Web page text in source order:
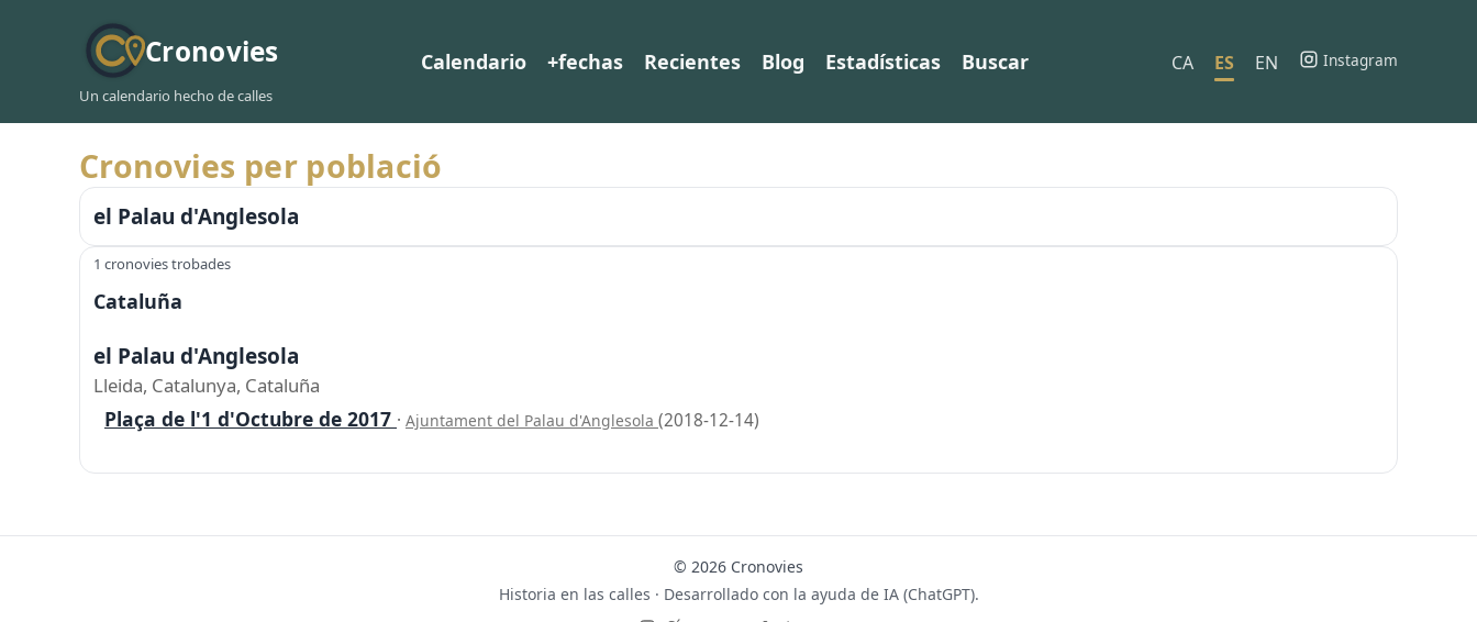
Cronovies
Un calendario hecho de calles
Calendario +fechas Recientes Blog Estadísticas Buscar CA ES EN Instagram
Cronovies per població
el Palau d'Anglesola
1 cronovies trobades
Cataluña
el Palau d'Anglesola
Lleida, Catalunya, Cataluña
Plaça de l'1 d'Octubre de 2017 · Ajuntament del Palau d'Anglesola (2018-12-14)
© 2026 Cronovies
Historia en las calles · Desarrollado con la ayuda de IA (ChatGPT).